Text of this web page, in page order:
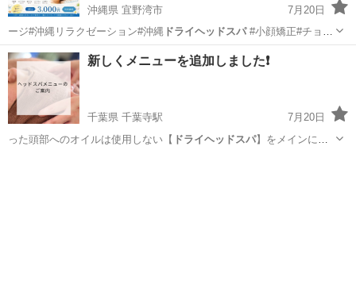
沖縄県 宜野湾市
7月20日
ージ#沖縄リラクゼーション#沖縄ドライヘッドスパ#小顔矯正#チョイ
サロンキング…
沖縄 宜野湾市 その他 小顔
新しくメニューを追加しました❗️
千葉県 千葉寺駅
7月20日
った頭部へのオイルは使用しない【 ドライヘッドスパ】をメインに施